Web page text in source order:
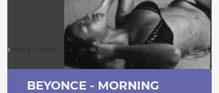
mergi inapoi
BEYONCE - MORNING